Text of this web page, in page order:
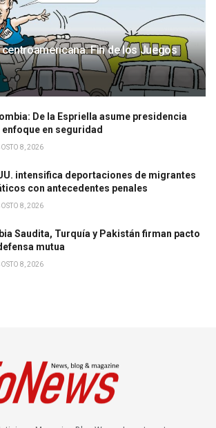
Fin de los Juegos
De la Espriella asume presidencia
enfoque en seguridad
8, 2026
intensifica deportaciones de migrantes
con antecedentes penales
8, 2026
Saudita, Turquía y Pakistán firman pacto
mutua
8, 2026